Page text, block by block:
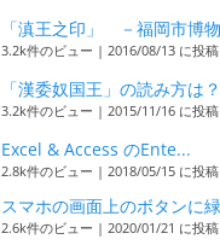
「滇王之印」 －福岡市博
3.2k件のビュー | 2016/08/13 に投
「漢委奴国王」の読み方は？
3.2k件のビュー | 2015/11/16 に投
Excel & Access のEnte...
2.8k件のビュー | 2018/05/15 に投
スマホの画面上のボタンに
2.6k件のビュー | 2020/01/21 に投